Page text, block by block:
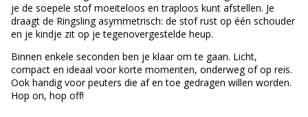
je de soepele stof moeiteloos en traploos kunt afstellen. Je
draagt de Ringsling asymmetrisch: de stof rust op één schouder
en je kindje zit op je tegenovergestelde heup.
Binnen enkele seconden ben je klaar om te gaan. Licht,
compact en ideaal voor korte momenten, onderweg of op reis.
Ook handig voor peuters die af en toe gedragen willen worden.
Hop on, hop off!